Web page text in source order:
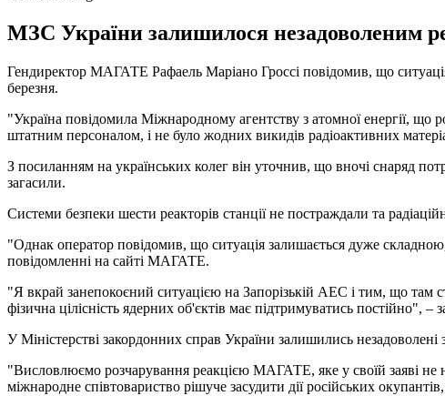
МЗС України залишилося незадоволеним
Гендиректор МАГАТЕ Рафаель Маріано Гроссі повідомив, що
березня.
"Україна повідомила Міжнародному агентству з атомної енергії, що
штатним персоналом, і не було жодних викидів радіоактивних
З посиланням на українських колег він уточнив, що вночі снаряд
загасили.
Системи безпеки шести реакторів станції не постраждали та
"Однак оператор повідомив, що ситуація залишається дуже
повідомленні на сайті МАГАТЕ.
"Я вкрай занепокоєний ситуацією на Запорізькій АЕС і тим, що там
фізична цілісність ядерних об'єктів має підтримуватись постійно", –
У Міністерстві закордонних справ України залишились
"Висловлюємо розчарування реакцією МАГАТЕ, яке у своїй заяві
міжнародне співтовариство рішуче засудити дії російських